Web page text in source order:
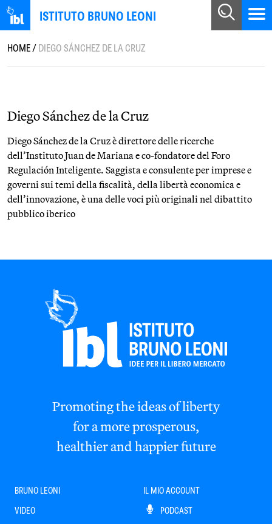
ISTITUTO BRUNO LEONI
HOME/DIEGO SÁNCHEZ DE LA CRUZ
Diego Sánchez de la Cruz
Diego Sánchez de la Cruz è direttore delle ricerche
dell’Instituto Juan de Mariana e co-fondatore del Foro
Regulación Inteligente. Saggista e consulente per imprese e
governi sui temi della fiscalità, della libertà economica e
dell’innovazione, è una delle voci più originali nel dibattito
pubblico iberico
Promoting the ideas of liberty
for a more prosperous,
healthier and happier future
BRUNO LEONI
VIDEO
IL MIO ACCOUNT
PODCAST